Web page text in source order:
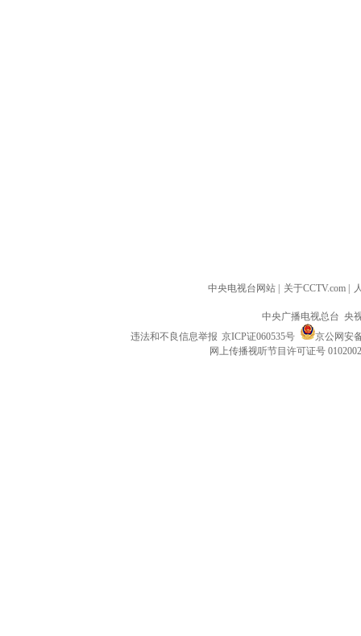
中央电视台网站 关于CCTV.com
中央广播电视总台 央
违法和不良信息举报 京ICP证060535号
京公网安
网上传播视听节目许可证号